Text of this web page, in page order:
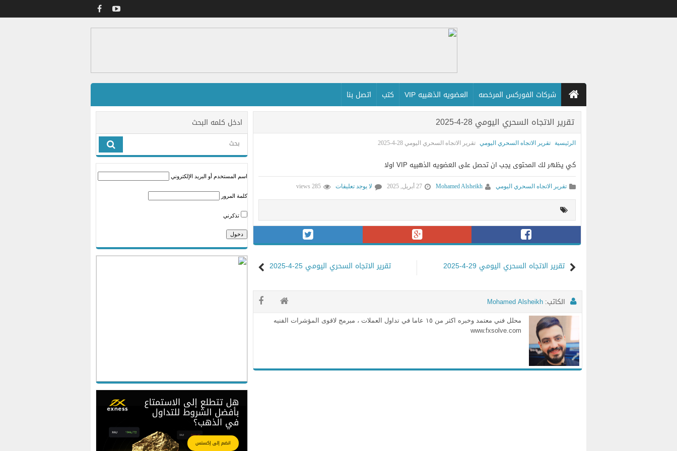
شركات الفوركس المرخصه العضويه الذهبيه VIP كتب اتصل بنا
تقرير الاتجاه السحري اليومي 28-4-2025
الرئيسية تقرير الاتجاه السحري اليومي تقرير الاتجاه السحري اليومي 28-4-2025
كي يظهر لك المحتوى يجب ان تحصل على العضويه الذهبيه VIP اولا
تقرير الاتجاه السحري اليومي Mohamed Alsheikh 27 أبريل, 2025 لا يوجد تعليقات 285 views
تقرير الاتجاه السحري اليومي 25-4-2025 تقرير الاتجاه السحري اليومي 29-4-2025
الكاتب: Mohamed Alsheikh
محلل فني معتمد وخبره اكثر من ١٥ عاما في تداول العملات ، مبرمج لاقوى المؤشرات الفنيه
www.fxsolve.com
ادخل كلمه البحث
اسم المستخدم أو البريد الإلكتروني
كلمة المرور
تذكرني